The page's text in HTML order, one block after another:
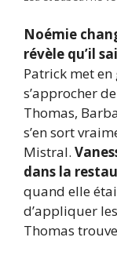
Noémie
révèle qu’il
Patrick met
s’approcher
Thomas,
s’en sort
Mistral.
dans la
quand elle
d’appliquer
Thomas